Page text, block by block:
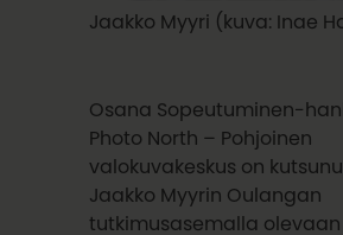
Jaakko Myyri (kuva: Inae
Osana Sopeutuminen-
Photo North – Pohjoinen
valokuvakeskus on
Jaakko Myyrin Oulangan
tutkimusasemalla olevaan